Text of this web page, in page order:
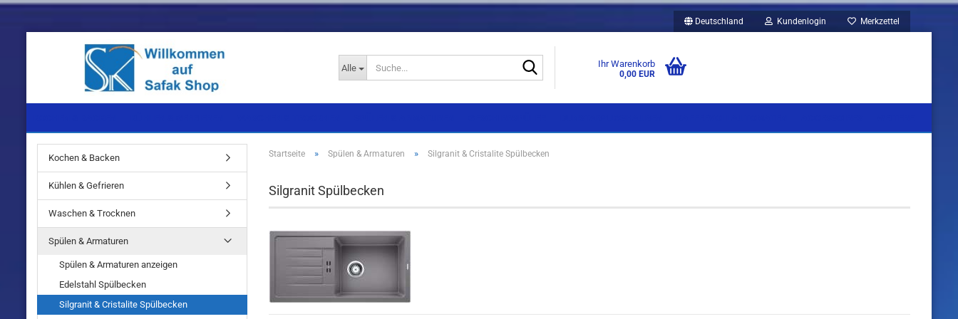
Deutschland Kundenlogin Merkzettel
Alle Ihr Warenkorb
0,00 EUR
Standgeräte
Standgeräte
Einbaugeräte
Standgeräte
Standgeräte
Startseite » Spülen & Armaturen » Silgranit & Cristalite Spülbecken
Silgranit Spülbecken
Kochen & Backen
Kühlen & Gefrieren
Waschen & Trocknen
Spülen & Armaturen
Spülen & Armaturen anzeigen
Edelstahl Spülbecken
Silgranit & Cristalite Spülbecken